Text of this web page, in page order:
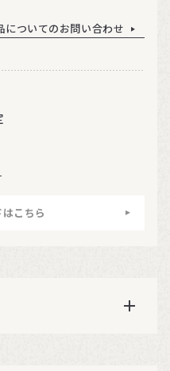
についてのお問い合わせ
こちら